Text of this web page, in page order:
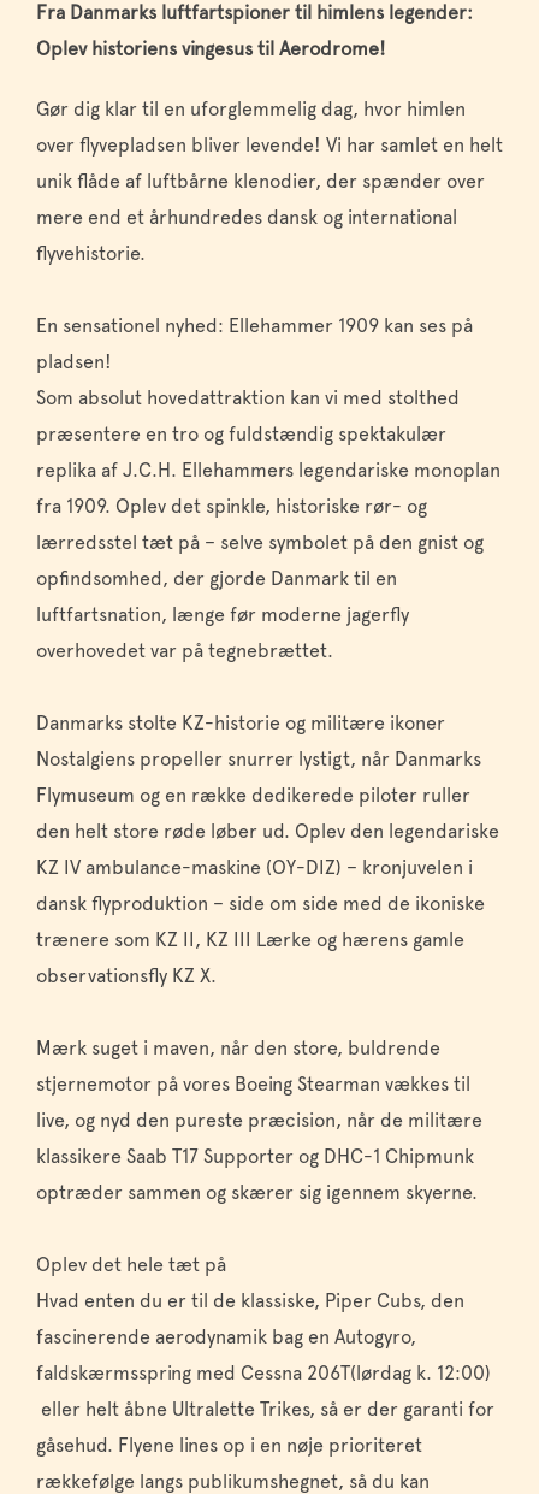
Fra Danmarks luftfartspioner til himlens legender:
Oplev historiens vingesus til Aerodrome!
Gør dig klar til en uforglemmelig dag, hvor himlen
over flyvepladsen bliver levende! Vi har samlet en helt
unik flåde af luftbårne klenodier, der spænder over
mere end et århundredes dansk og international
flyvehistorie.
En sensationel nyhed: Ellehammer 1909 kan ses på
pladsen!
Som absolut hovedattraktion kan vi med stolthed
præsentere en tro og fuldstændig spektakulær
replika af J.C.H. Ellehammers legendariske monoplan
fra 1909. Oplev det spinkle, historiske rør- og
lærredsstel tæt på – selve symbolet på den gnist og
opfindsomhed, der gjorde Danmark til en
luftfartsnation, længe før moderne jagerfly
overhovedet var på tegnebrættet.
Danmarks stolte KZ-historie og militære ikoner
Nostalgiens propeller snurrer lystigt, når Danmarks
Flymuseum og en række dedikerede piloter ruller
den helt store røde løber ud. Oplev den legendariske
KZ IV ambulance-maskine (OY-DIZ) – kronjuvelen i
dansk flyproduktion – side om side med de ikoniske
trænere som KZ II, KZ III Lærke og hærens gamle
observationsfly KZ X.
Mærk suget i maven, når den store, buldrende
stjernemotor på vores Boeing Stearman vækkes til
live, og nyd den pureste præcision, når de militære
klassikere Saab T17 Supporter og DHC-1 Chipmunk
optræder sammen og skærer sig igennem skyerne.
Oplev det hele tæt på
Hvad enten du er til de klassiske, Piper Cubs, den
fascinerende aerodynamik bag en Autogyro,
faldskærmsspring med Cessna 206T(lørdag k. 12:00)
eller helt åbne Ultralette Trikes, så er der garanti for
gåsehud. Flyene lines op i en nøje prioriteret
rækkefølge langs publikumshegnet, så du kan